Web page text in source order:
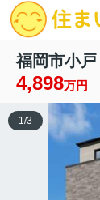
福岡市小
4,898万円
1/3